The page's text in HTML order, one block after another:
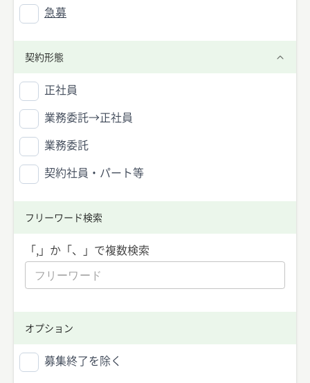
急募
契約形態
正社員
業務委託→正社員
業務委託
契約社員・パート等
フリーワード検索
「,」か「、」で複数検索
オプション
募集終了を除く